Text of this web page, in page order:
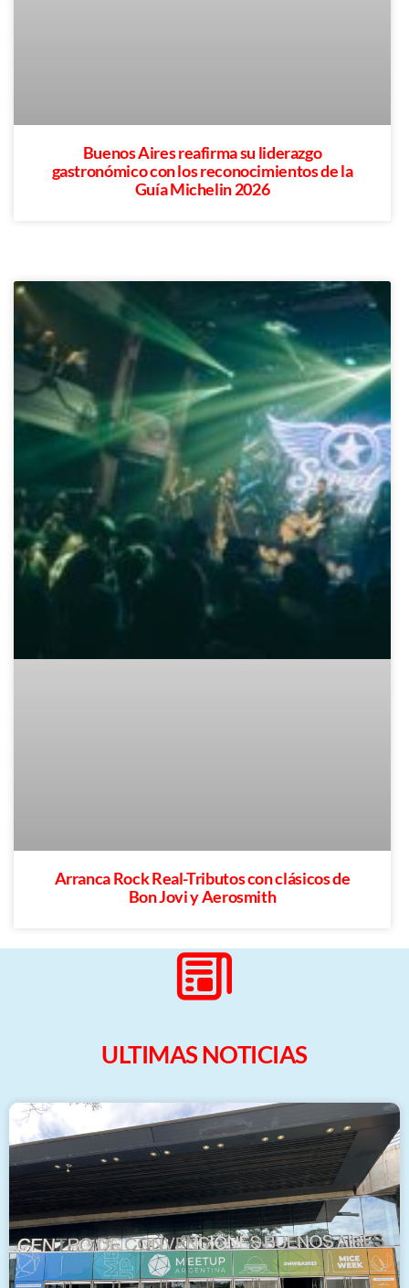
Buenos Aires reafirma su liderazgo
gastronómico con los reconocimientos de la
Guía Michelin 2026
Arranca Rock Real-Tributos con clásicos de
Bon Jovi y Aerosmith
ULTIMAS NOTICIAS